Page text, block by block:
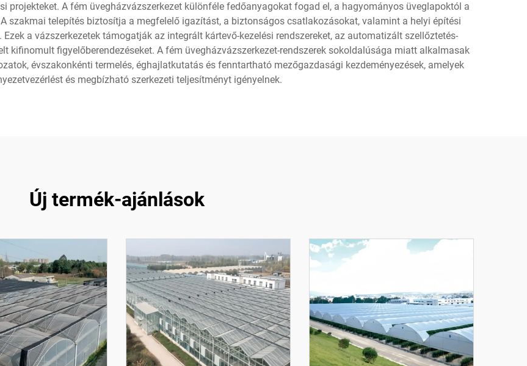
projekteket. A fém üvegházvázszerkezet különféle fedőanyagokat fogad el, a hagyományos üveglapoktól a
szakmai telepítés biztosítja a megfelelő igazítást, a biztonságos csatlakozásokat, valamint a helyi építési
a vázszerkezetek támogatják az integrált kártevő-kezelési rendszereket, az automatizált szellőztetés-
kifinomult figyelőberendezéseket. A fém üvegházvázszerkezet-rendszerek sokoldalúsága miatt alkalmasak
évszakonkénti termelés, éghajlatkutatás és fenntartható mezőgazdasági kezdeményezések, amelyek
és megbízható szerkezeti teljesítményt igényelnek.
Új termék-ajánlások